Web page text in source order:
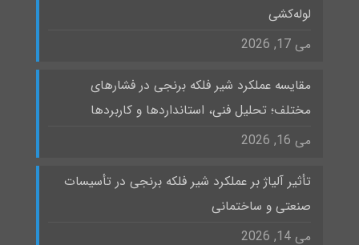
لوله‌کشی
می 17, 2026
مقایسه عملکرد شیر فلکه برنجی در فشارهای
مختلف؛ تحلیل فنی، استانداردها و کاربردها
می 16, 2026
تأثیر آلیاژ بر عملکرد شیر فلکه برنجی در تأسیسات
صنعتی و ساختمانی
می 14, 2026